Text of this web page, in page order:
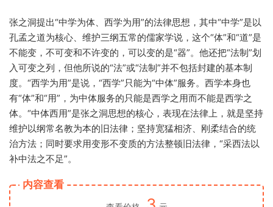
张之洞提出“中学为体、西学为用”的法律思想，其中“中学”是以
孔孟之道为核心、维护三纲五常的儒家学说，这个“体”和“道”是
不能变，不可变和不许变的，可以变的是“器”。他还把“法制”划
入可变之列，但他所说的“法”或“法制”并不包括封建的基本制
度。“西学为用”是说，“西学”只能为“中体”服务。西学本身也
有“体”和“用”，为中体服务的只能是西学之用而不能是西学之
体。“中体西用”是张之洞思想的核心，表现在法律上，就是坚持
维护以纲常名教为本的旧法律；坚持宽猛相济、刚柔结合的统
治方法；同时要求用变形不变质的方法整顿旧法律，“采西法以
补中法之不足”。
内容查看